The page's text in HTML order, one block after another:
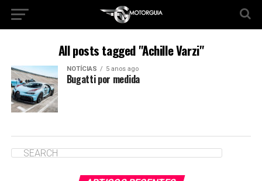
All posts tagged "Achille Varzi"
NOTÍCIAS 5 anos ago
Bugatti por medida